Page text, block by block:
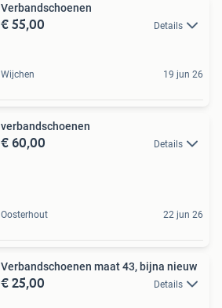
Verbandschoenen
€ 55,00 Details
Wijchen 19 jun 26
verbandschoenen
€ 60,00 Details
Oosterhout 22 jun 26
Verbandschoenen maat 43, bijna nieuw
€ 25,00 Details